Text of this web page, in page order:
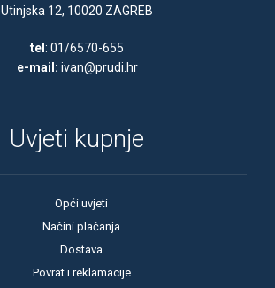
Utinjska 12, 10020 ZAGREB
tel : 01/6570-655
e-mail: ivan@prudi.hr
Uvjeti kupnje
Opći uvjeti
Načini plaćanja
Dostava
Povrat i reklamacije